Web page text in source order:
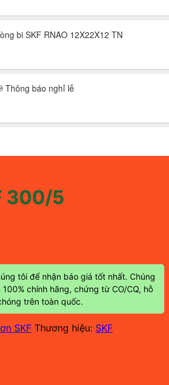
300/5
tôi để nhận báo giá tốt nhất. Chúng
chính hãng, chứng từ CO/CQ, hỗ
trên toàn quốc.
SKF Thương hiệu: SKF